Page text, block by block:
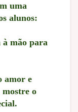
uma
alunos:
à mão para
amor e
o